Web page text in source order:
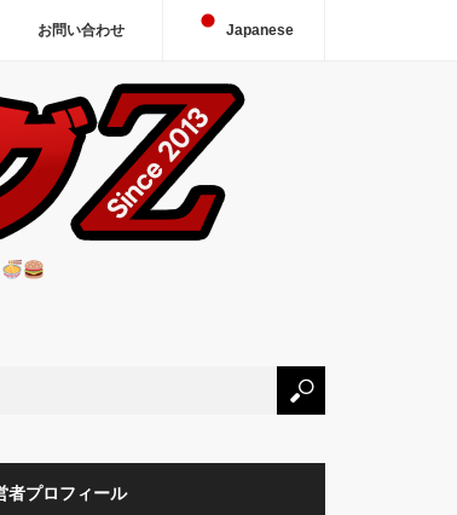
お問い合わせ Japanese
者プロフィール